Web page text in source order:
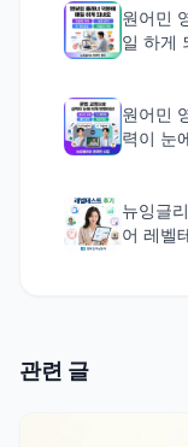
원어민
일 하게
원어민
력이 눈
뉴잉글
어 레벨
관련 글